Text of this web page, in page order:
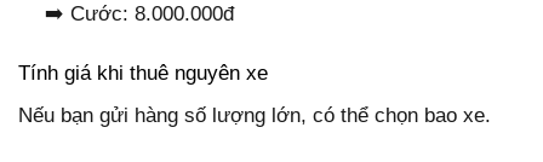
➡️ Cước: 8.000.000đ
Tính giá khi thuê nguyên xe
Nếu bạn gửi hàng số lượng lớn, có thể chọn bao xe.